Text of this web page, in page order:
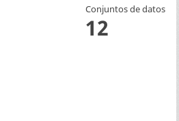
Conjuntos de datos
12